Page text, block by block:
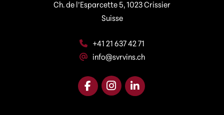
e
-
a
i
l
Ch. de l’Esparcette 5, 1023 Crissier
Suisse
+41 21 637 42 71
info@svrvins.ch